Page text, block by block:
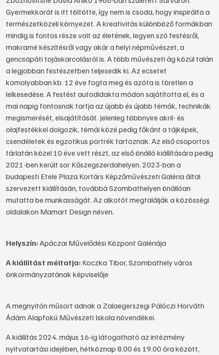
Gyermekkorát is itt töltötte, így nem is csoda, hogy inspirálta a
természetközeli környezet. A kreativitás különböző formákban
mindig is fontos része volt az életének, legyen szó festésről,
makramé készítésről vagy akár a helyi népművészet, a
gencsapáti tojáskarcolásról is. A több művészeti ág közül talán
a legjobban festészetben teljesedik ki. Az ecsetet
komolyabban kb. 12 éve fogta meg és azóta is töretlen a
lelkesedése. A festést autodidakta módon sajátította el, és a
mai napig fontosnak tartja az újabb és újabb témák, technikák
megismerését, elsajátítását. Jelenleg többnyire akril- és
olajfestékkel dolgozik, témái közé pedig főkánt a tájképek,
csendéletek és egzotikus portrék tartoznak. Az első csoportos
tárlatán közel 10 éve vett részt, az első önálló kiállítására pedig
2021-ben került sor Kőszegszerdahelyen. 2023-ban a
budapesti Etele Plaza Kortárs Képzőművészeti Galéria által
szervezett kiállításán, továbbá Szombathelyen önállóan
mutatta be munkasságát. Az alkotót megtalálják a közösségi
oldalakon Mamart Design néven.
Helyszín:Apáczai Művelődési Központ Galériája
A kiállítást méltatja: Koczka Tibor, Szombathely város
önkormányzatának képviselője
A megnyitón műsort adnak a Zalaegerszegi Pálóczi Horváth
Ádám Alapfokú Művészeti Iskola növendékei.
A kiállítás 2024. május 16-ig látogatható az intézmény
nyitvatartási idejében, hétköznap 8.00 és 19.00 óra között,